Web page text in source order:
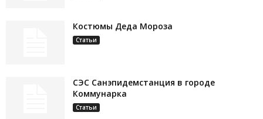
Костюмы Деда Мороза
Статьи
СЭС Санэпидемстанция в городе
Коммунарка
Статьи